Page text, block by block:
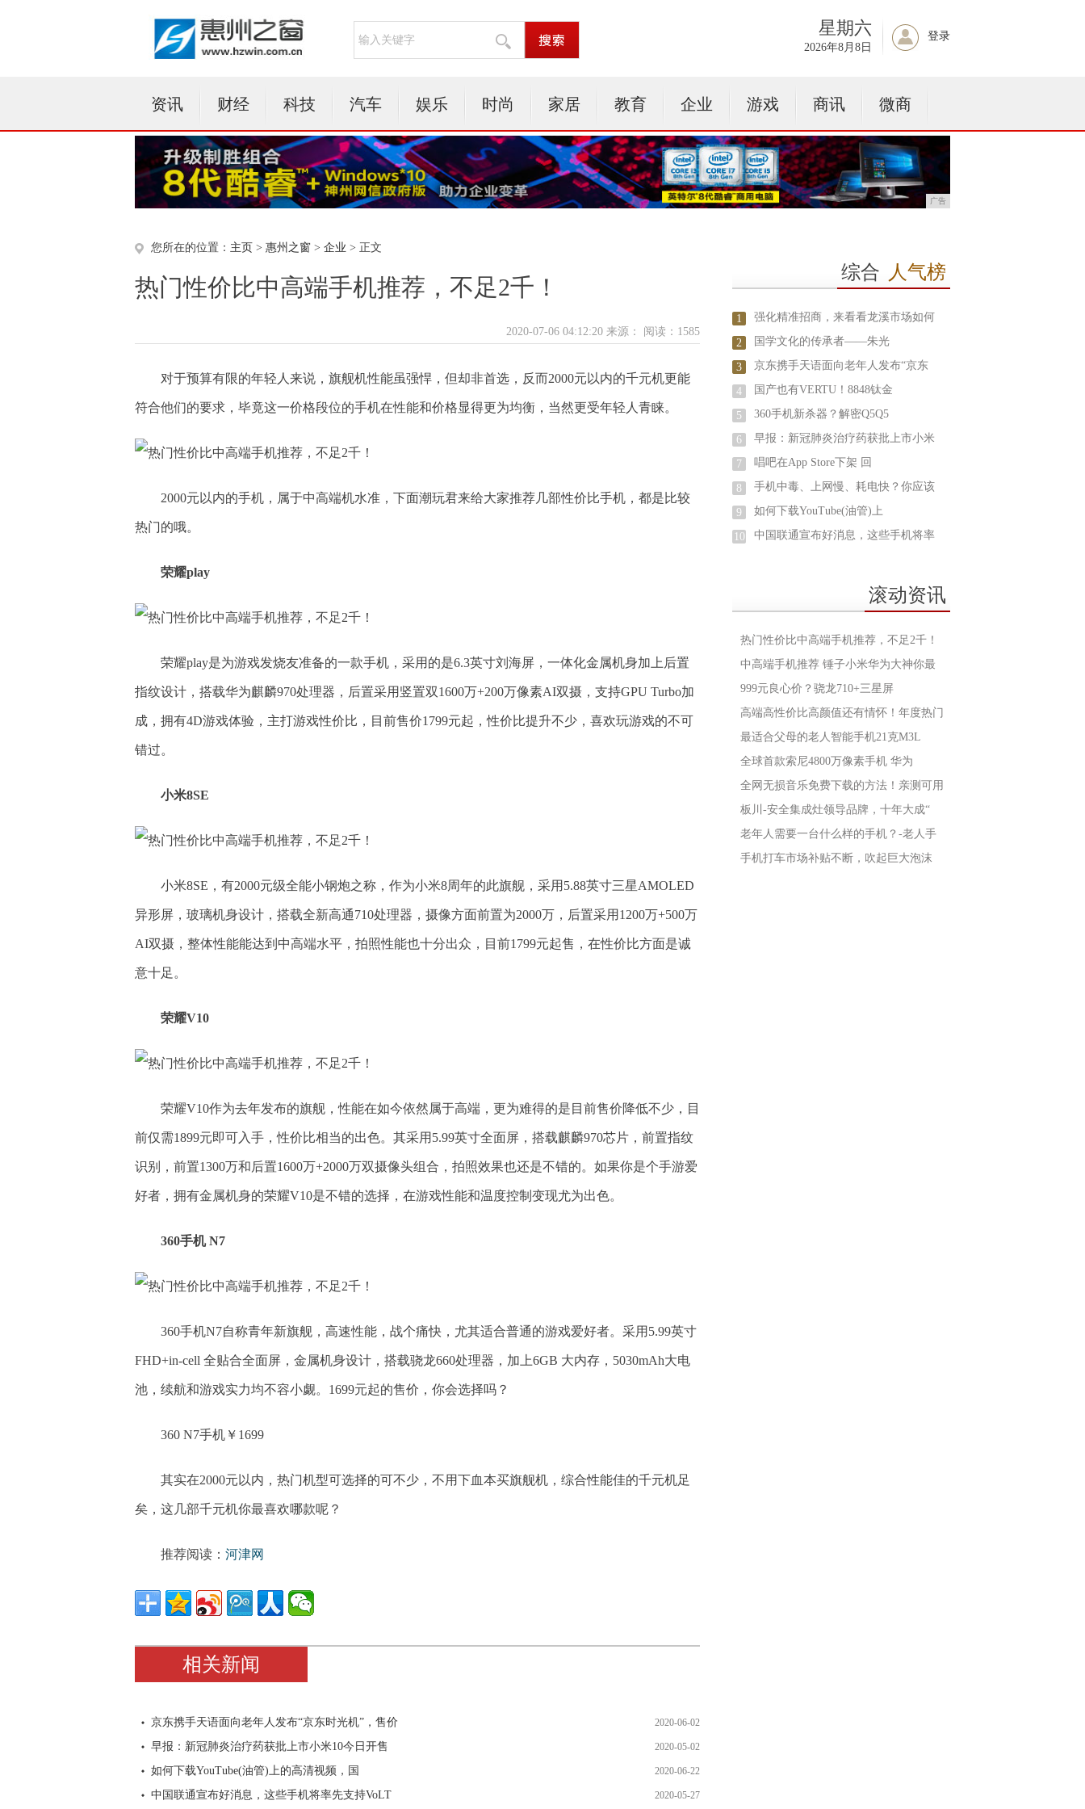
星期六
2026年8月8日
登录
资讯 财经 科技 汽车 娱乐 时尚 家居 教育 企业 游戏 商讯 微商
广告
您所在的位置： 主页 > 惠州之窗 > 企业 > 正文
热门性价比中高端手机推荐，不足2千！
2020-07-06 04:12:20 来源： 阅读：1585
对于预算有限的年轻人来说，旗舰机性能虽强悍，但却非首选，反而2000元以内的千元机更能
符合他们的要求，毕竟这一价格段位的手机在性能和价格显得更为均衡，当然更受年轻人青睐。
2000元以内的手机，属于中高端机水准，下面潮玩君来给大家推荐几部性价比手机，都是比较
热门的哦。
荣耀play
荣耀play是为游戏发烧友准备的一款手机，采用的是6.3英寸刘海屏，一体化金属机身加上后置
指纹设计，搭载华为麒麟970处理器，后置采用竖置双1600万+200万像素AI双摄，支持GPU Turbo加
成，拥有4D游戏体验，主打游戏性价比，目前售价1799元起，性价比提升不少，喜欢玩游戏的不可
错过。
小米8SE
小米8SE，有2000元级全能小钢炮之称，作为小米8周年的此旗舰，采用5.88英寸三星AMOLED
异形屏，玻璃机身设计，搭载全新高通710处理器，摄像方面前置为2000万，后置采用1200万+500万
AI双摄，整体性能能达到中高端水平，拍照性能也十分出众，目前1799元起售，在性价比方面是诚
意十足。
荣耀V10
荣耀V10作为去年发布的旗舰，性能在如今依然属于高端，更为难得的是目前售价降低不少，目
前仅需1899元即可入手，性价比相当的出色。其采用5.99英寸全面屏，搭载麒麟970芯片，前置指纹
识别，前置1300万和后置1600万+2000万双摄像头组合，拍照效果也还是不错的。如果你是个手游爱
好者，拥有金属机身的荣耀V10是不错的选择，在游戏性能和温度控制变现尤为出色。
360手机 N7
360手机N7自称青年新旗舰，高速性能，战个痛快，尤其适合普通的游戏爱好者。采用5.99英寸
FHD+in-cell 全贴合全面屏，金属机身设计，搭载骁龙660处理器，加上6GB 大内存，5030mAh大电
池，续航和游戏实力均不容小觑。1699元起的售价，你会选择吗？
360 N7手机￥1699
其实在2000元以内，热门机型可选择的可不少，不用下血本买旗舰机，综合性能佳的千元机足
矣，这几部千元机你最喜欢哪款呢？
推荐阅读： 河津网
相关新闻
京东携手天语面向老年人发布“京东时光机”，售价 2020-06-02
早报：新冠肺炎治疗药获批上市小米10今日开售 2020-05-02
如何下载YouTube(油管)上的高清视频，国 2020-06-22
中国联通宣布好消息，这些手机将率先支持VoLT 2020-05-27
综合 人气榜
1 强化精准招商，来看看龙溪市场如何
2 国学文化的传承者——朱光
3 京东携手天语面向老年人发布“京东
4 国产也有VERTU！8848钛金
5 360手机新杀器？解密Q5Q5
6 早报：新冠肺炎治疗药获批上市小米
7 唱吧在App Store下架 回
8 手机中毒、上网慢、耗电快？你应该
9 如何下载YouTube(油管)上
10 中国联通宣布好消息，这些手机将率
滚动资讯
热门性价比中高端手机推荐，不足2千！
中高端手机推荐 锤子小米华为大神你最
999元良心价？骁龙710+​三星屏
高端高性价比高颜值还有情怀！年度热门
最适合父母的老人智能手机21克M3L
全球首款索尼4800万像素手机 华为
全网无损音乐免费下载的方法！亲测可用
板川-安全集成灶领导品牌，十年大成“
老年人需要一台什么样的手机？-老人手
手机打车市场补贴不断，吹起巨大泡沫